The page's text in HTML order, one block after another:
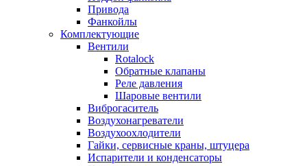
Привода
Фанкойлы
Комплектующие
Вентили
Rotalock
Обратные клапаны
Реле давления
Шаровые вентили
Виброгаситель
Воздухонагреватели
Воздухоохлодители
Гайки, сервисные краны, штуцера
Испарители и конденсаторы